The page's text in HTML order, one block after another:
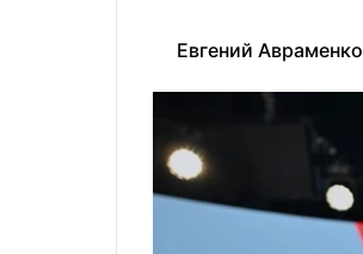
Евгений Авраменко